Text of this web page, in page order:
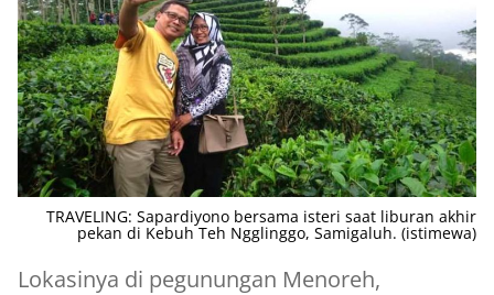
TRAVELING: Sapardiyono bersama isteri saat liburan akhir
pekan di Kebuh Teh Ngglinggo, Samigaluh. (istimewa)
Lokasinya di pegunungan Menoreh,